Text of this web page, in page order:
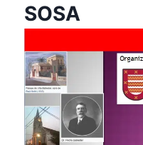
SOSA